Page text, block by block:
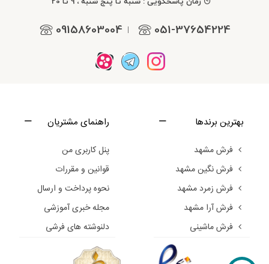
051-37654224
|
09158603004
بهترین برندها
فرش مشهد
فرش نگین مشهد
فرش زمرد مشهد
فرش آرا مشهد
فرش ماشینی
راهنمای مشتریان
پنل کاربری من
قوانین و مقررات
نحوه پرداخت و ارسال
مجله خبری آموزشی
دلنوشته های فرشی